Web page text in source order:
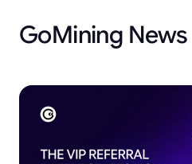
GoMining News